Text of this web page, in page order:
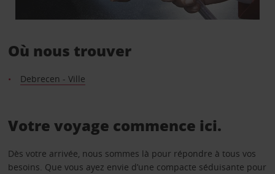
Où nous trouver
Debrecen - Ville
Votre voyage commence ici.
Dès votre arrivée, nous sommes là pour répondre à tous vos
besoins. Que vous ayez envie d’une compacte séduisante pour